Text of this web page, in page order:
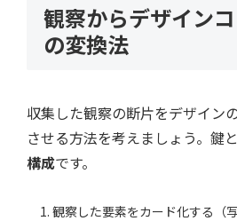
観察からデザイン
の変換法
収集した観察の断片をデザイン
させる方法を考えましょう。鍵
構成です。
観察した要素をカード化する（